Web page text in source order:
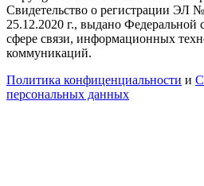
Свидетельство о регистрации ЭЛ
25.12.2020 г., выдано Федеральной
сфере связи, информационных
коммуникаций.
Политика конфиценциальности и
персональных данных